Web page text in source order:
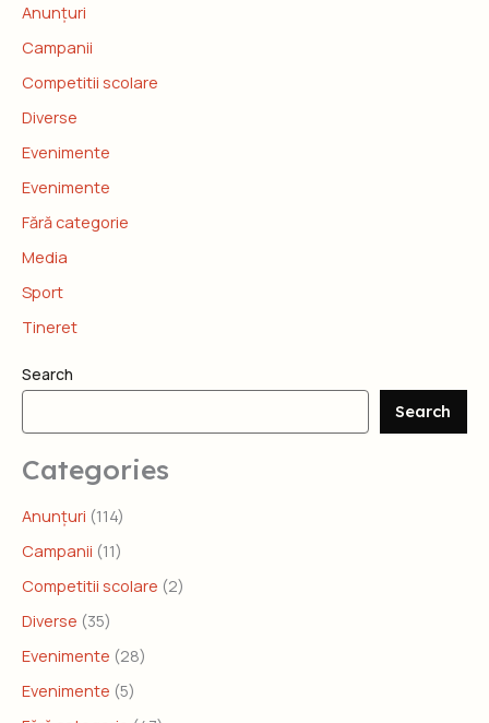
Anunțuri
Campanii
Competitii scolare
Diverse
Evenimente
Evenimente
Fără categorie
Media
Sport
Tineret
Search
Search
Categories
Anunțuri (114)
Campanii (11)
Competitii scolare (2)
Diverse (35)
Evenimente (28)
Evenimente (5)